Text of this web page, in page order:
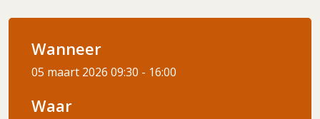
Wanneer
05 maart 2026 09:30 - 16:00
Waar